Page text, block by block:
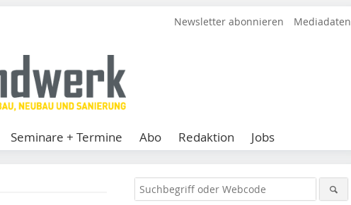
Newsletter abonnieren Mediadaten
Seminare + Termine Abo Redaktion Jobs